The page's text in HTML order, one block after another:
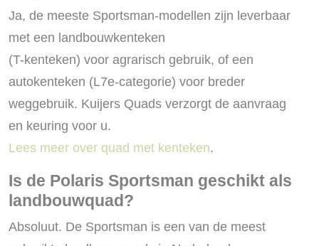
Ja, de meeste Sportsman-modellen zijn leverbaar
met een landbouwkenteken
(T-kenteken) voor agrarisch gebruik, of een
autokenteken (L7e-categorie) voor breder
weggebruik. Kuijers Quads verzorgt de aanvraag
en keuring voor u.
Lees meer over quad met kenteken.
Is de Polaris Sportsman geschikt als
landbouwquad?
Absoluut. De Sportsman is een van de meest